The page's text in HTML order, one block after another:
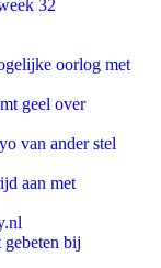
32
oorlog met
geel over
van ander stel
aan met
bij